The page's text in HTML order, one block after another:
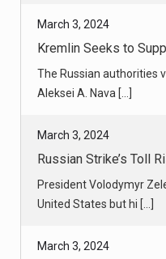
March 3, 2024
Kremlin Seeks to
The Russian authorities
Aleksei A. Nava [...]
March 3, 2024
Russian Strike’s Toll
President Volodymyr
United States but hi [...]
March 3, 2024